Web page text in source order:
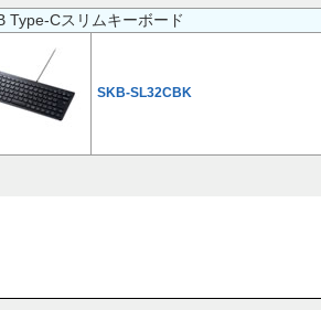
Type-Cスリムキーボード
SKB-SL32CBK